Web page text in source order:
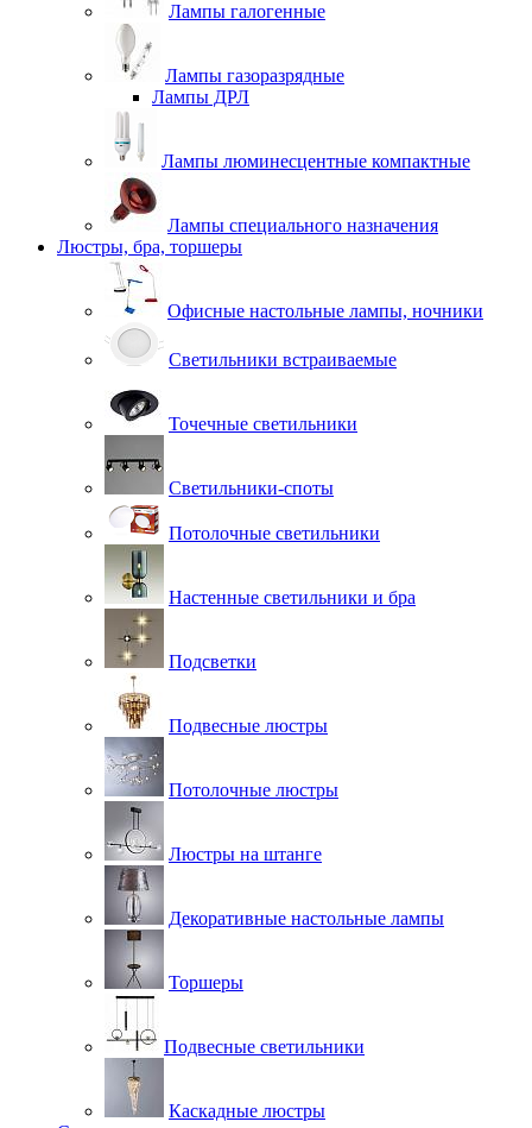
Лампы галогенные
Лампы газоразрядные
Лампы ДРЛ
Лампы люминесцентные компактные
Лампы специального назначения
Люстры, бра, торшеры
Офисные настольные лампы, ночники
Светильники встраиваемые
Точечные светильники
Светильники-споты
Потолочные светильники
Настенные светильники и бра
Подсветки
Подвесные люстры
Потолочные люстры
Люстры на штанге
Декоративные настольные лампы
Торшеры
Подвесные светильники
Каскадные люстры